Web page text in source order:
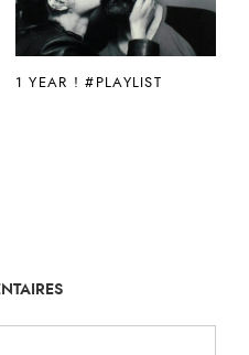
1 YEAR ! #PLAYLIST